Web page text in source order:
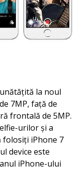
la noul
7MP, față de
frontală de 5MP.
urilor și a
folosiți iPhone 7
device este
iPhone-ului